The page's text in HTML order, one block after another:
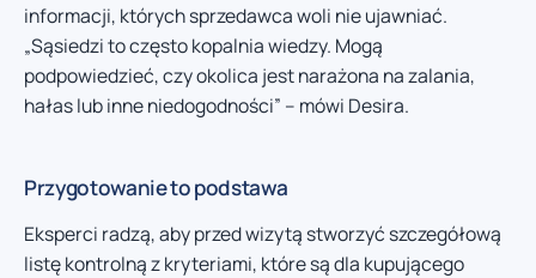
informacji, których sprzedawca woli nie ujawniać.
„Sąsiedzi to często kopalnia wiedzy. Mogą
podpowiedzieć, czy okolica jest narażona na zalania,
hałas lub inne niedogodności” – mówi Desira.
Przygotowanie to podstawa
Eksperci radzą, aby przed wizytą stworzyć szczegółową
listę kontrolną z kryteriami, które są dla kupującego